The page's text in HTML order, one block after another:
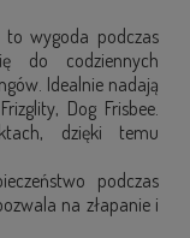
to wygoda podczas
do codziennych
Idealnie nadają
Dog Frisbee.
dzięki temu
podczas
na złapanie i